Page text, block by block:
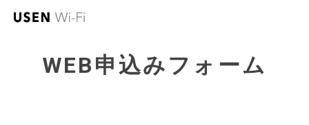
WEB申込みフォーム